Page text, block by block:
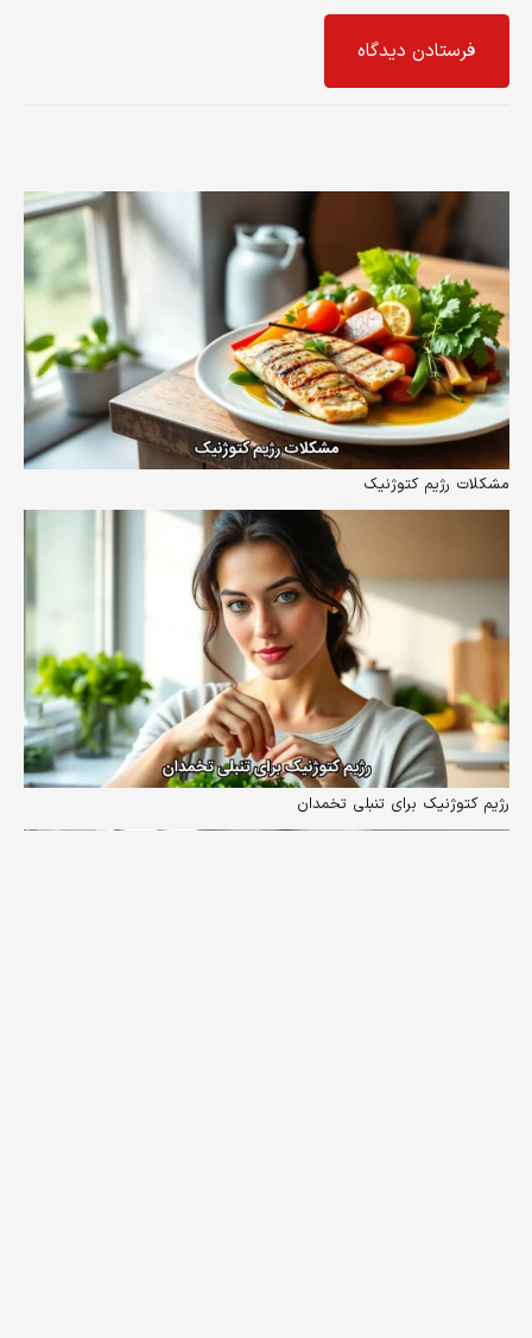
فرستادن دیدگاه
مشکلات رژیم کتوژنیک
رژیم کتوژنیک برای تنبلی تخمدان